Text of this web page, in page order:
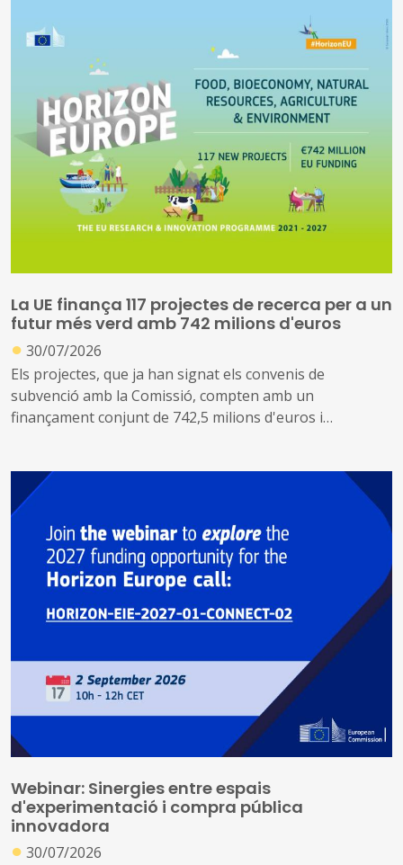
La UE finança 117 projectes de recerca per a un
futur més verd amb 742 milions d'euros
● 30/07/2026
Els projectes, que ja han signat els convenis de
subvenció amb la Comissió, compten amb un
finançament conjunt de 742,5 milions d'euros i
pèrdua de biodiversitat i millorant la gestió dels
recursos naturals.
Webinar: Sinergies entre espais
d'experimentació i compra pública
innovadora
● 30/07/2026